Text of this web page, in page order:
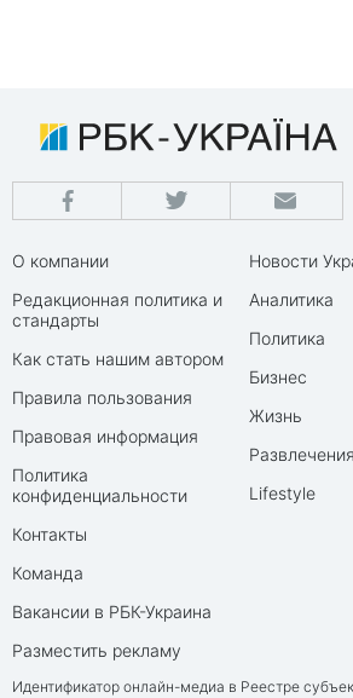
О компании
Редакционная политика и
стандарты
Как стать нашим автором
Правила пользования
Правовая информация
Политика
конфиденциальности
Контакты
Команда
Вакансии в РБК-Украина
Разместить рекламу
Новости
Аналитика
Политика
Бизнес
Жизнь
Развлечения
Lifestyle
Идентификатор онлайн-медиа в Реестре